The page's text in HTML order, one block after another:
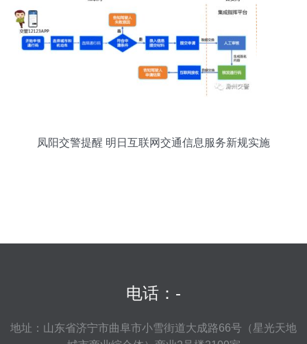
凤阳交警提醒 明日互联网交通信息服务新规实施
电话：-
地址：山东省济宁市曲阜市小雪街道大成路66号（星光天地